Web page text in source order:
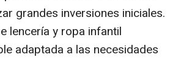
grandes inversiones iniciales.
lencería y ropa infantil
adaptada a las necesidades